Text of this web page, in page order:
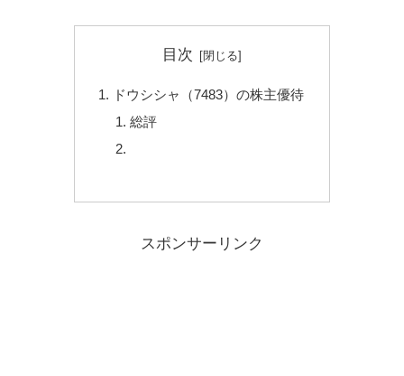
目次
ドウシシャ（7483）の株主優待
総評
スポンサーリンク